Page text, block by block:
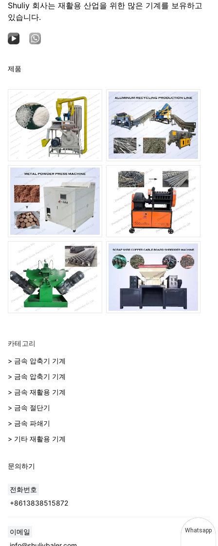
Shuliy 회사는 재활용 산업을 위한 많은 기계를 보유하고
있습니다.
제품
카테고리
> 금속 압축기 기계
> 금속 압축기 기계
> 금속 재활용 기계
> 금속 절단기
> 금속 파쇄기
> 기타 재활용 기계
문의하기
전화번호
+8613838515872
이메일
Whatsapp